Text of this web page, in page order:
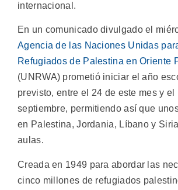
internacional.
En un comunicado divulgado el
Agencia de las Naciones Unidas
Refugiados de Palestina en Oriente
(UNRWA) prometió iniciar el año
previsto, entre el 24 de este mes y el
septiembre, permitiendo así que
en Palestina, Jordania, Líbano y
aulas.
Creada en 1949 para abordar las
cinco millones de refugiados